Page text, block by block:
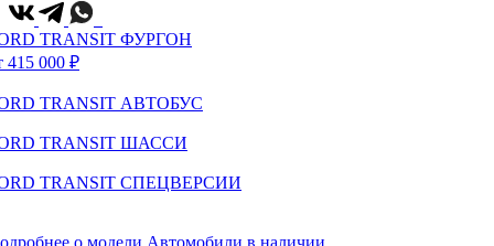
TRANSIT ФУРГОН
415 000 ₽
TRANSIT АВТОБУС
TRANSIT ШАССИ
TRANSIT СПЕЦВЕРСИИ
о модели Автомобили в наличии